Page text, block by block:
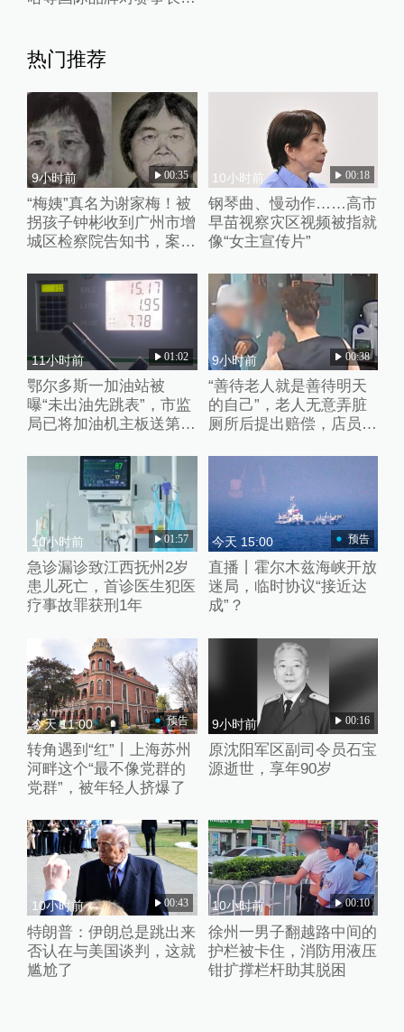
热门推荐
9小时前 00:35
“梅姨”真名为谢家梅！被
拐孩子钟彬收到广州市增
城区检察院告知书，案件
10小时前 00:18
钢琴曲、慢动作……高市
早苗视察灾区视频被指就
像“女主宣传片”
11小时前 01:02
鄂尔多斯一加油站被
曝“未出油先跳表”，市监
局已将加油机主板送第三
9小时前 00:38
“善待老人就是善待明天
的自己”，老人无意弄脏
厕所后提出赔偿，店员婉
10小时前 01:57
急诊漏诊致江西抚州2岁
患儿死亡，首诊医生犯医
疗事故罪获刑1年
今天 15:00 预告
直播丨霍尔木兹海峡开放
迷局，临时协议“接近达
成”？
今天 11:00 预告
转角遇到“红”丨上海苏州
河畔这个“最不像党群的
党群”，被年轻人挤爆了
9小时前 00:16
原沈阳军区副司令员石宝
源逝世，享年90岁
10小时前 00:43
特朗普：伊朗总是跳出来
否认在与美国谈判，这就
尴尬了
10小时前 00:10
徐州一男子翻越路中间的
护栏被卡住，消防用液压
钳扩撑栏杆助其脱困